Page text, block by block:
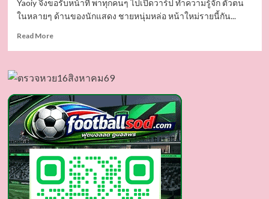
Yaoiy จึงขอรับหน้าที่ พาทุกคนๆ ไปเปิดวาร์ป ทำความรู้จัก ตัวตน
ในหลายๆ ด้านของนักแสดง ชายหนุ่มหล่อ หน้าใหม่รายนี้กัน...
Read MoreRead
ทศ
นัก
แสดง
ชาย
หน้า
ใหม่
สุด
น่า
รัก
เจ้าของ